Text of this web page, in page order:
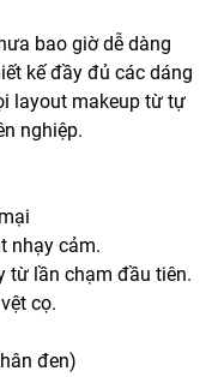
bao giờ dễ dàng
kế đầy đủ các dáng
layout makeup từ tự
nghiệp.
nhạy cảm.
từ lần chạm đầu tiên.
cọ.
đen)